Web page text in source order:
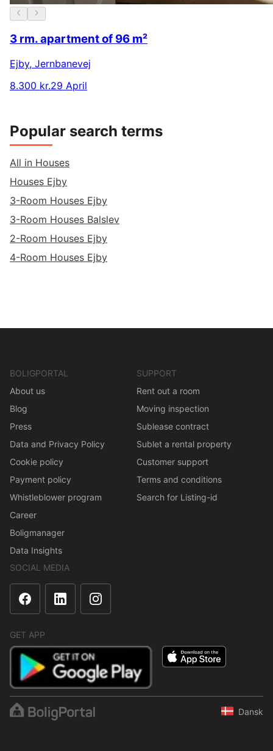
3 rm. apartment of 96 m²
Ejby, Jernbanevej
8.300 kr.29 April
Popular search terms
All in Houses
Houses Ejby
3-Room Houses Ejby
3-Room Houses Balslev
2-Room Houses Ejby
4-Room Houses Ejby
BOLIGPORTAL
About us
Blog
Press
Data and Privacy Policy
Cookie policy
Payment policy
Whistleblower program
Career
Boligmanager
Data Insights
SUPPORT
Rent out a room
Moving inspection
Sublease contract
Sublet a rental property
Customer support
Terms and conditions
Search for Listing-id
SOCIAL MEDIA
GET APP
Dansk